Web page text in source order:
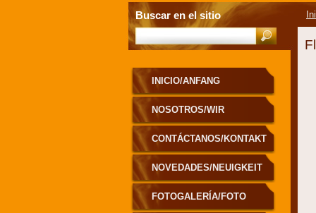
INICIO/ANFANG
NOSOTROS/WIR
CONTÁCTANOS/KONTAKT
NOVEDADES/NEUIGKEIT
FOTOGALERÍA/FOTO
Buscar en el sitio